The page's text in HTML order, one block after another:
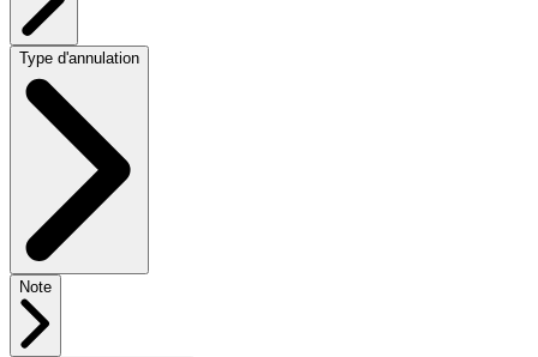
Type d'annulation
Note